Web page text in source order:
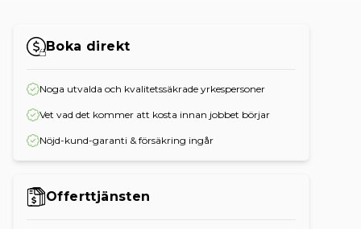
Boka direkt
Noga utvalda och kvalitetssäkrade yrkespersoner
Vet vad det kommer att kosta innan jobbet börjar
Nöjd-kund-garanti & försäkring ingår
Offerttjänsten